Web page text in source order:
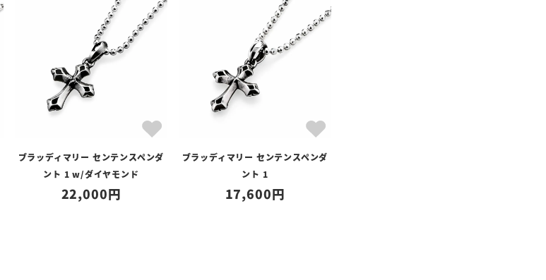
ブラッディマリー センテンスペンダ
ント 1 w/ダイヤモンド
22,000
ブラッディマリー センテンスペンダ
ント 1
17,600